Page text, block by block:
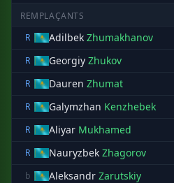
REMPLAÇANTS
R
Adilbek Zhumakhanov
R
Georgiy Zhukov
R
Dauren Zhumat
R
Galymzhan Kenzhebek
R
Aliyar Mukhamed
R
Nauryzbek Zhagorov
b
Aleksandr Zarutskiy